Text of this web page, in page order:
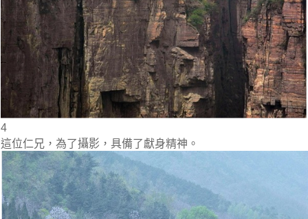
4
這位仁兄，為了攝影，具備了獻身精神。